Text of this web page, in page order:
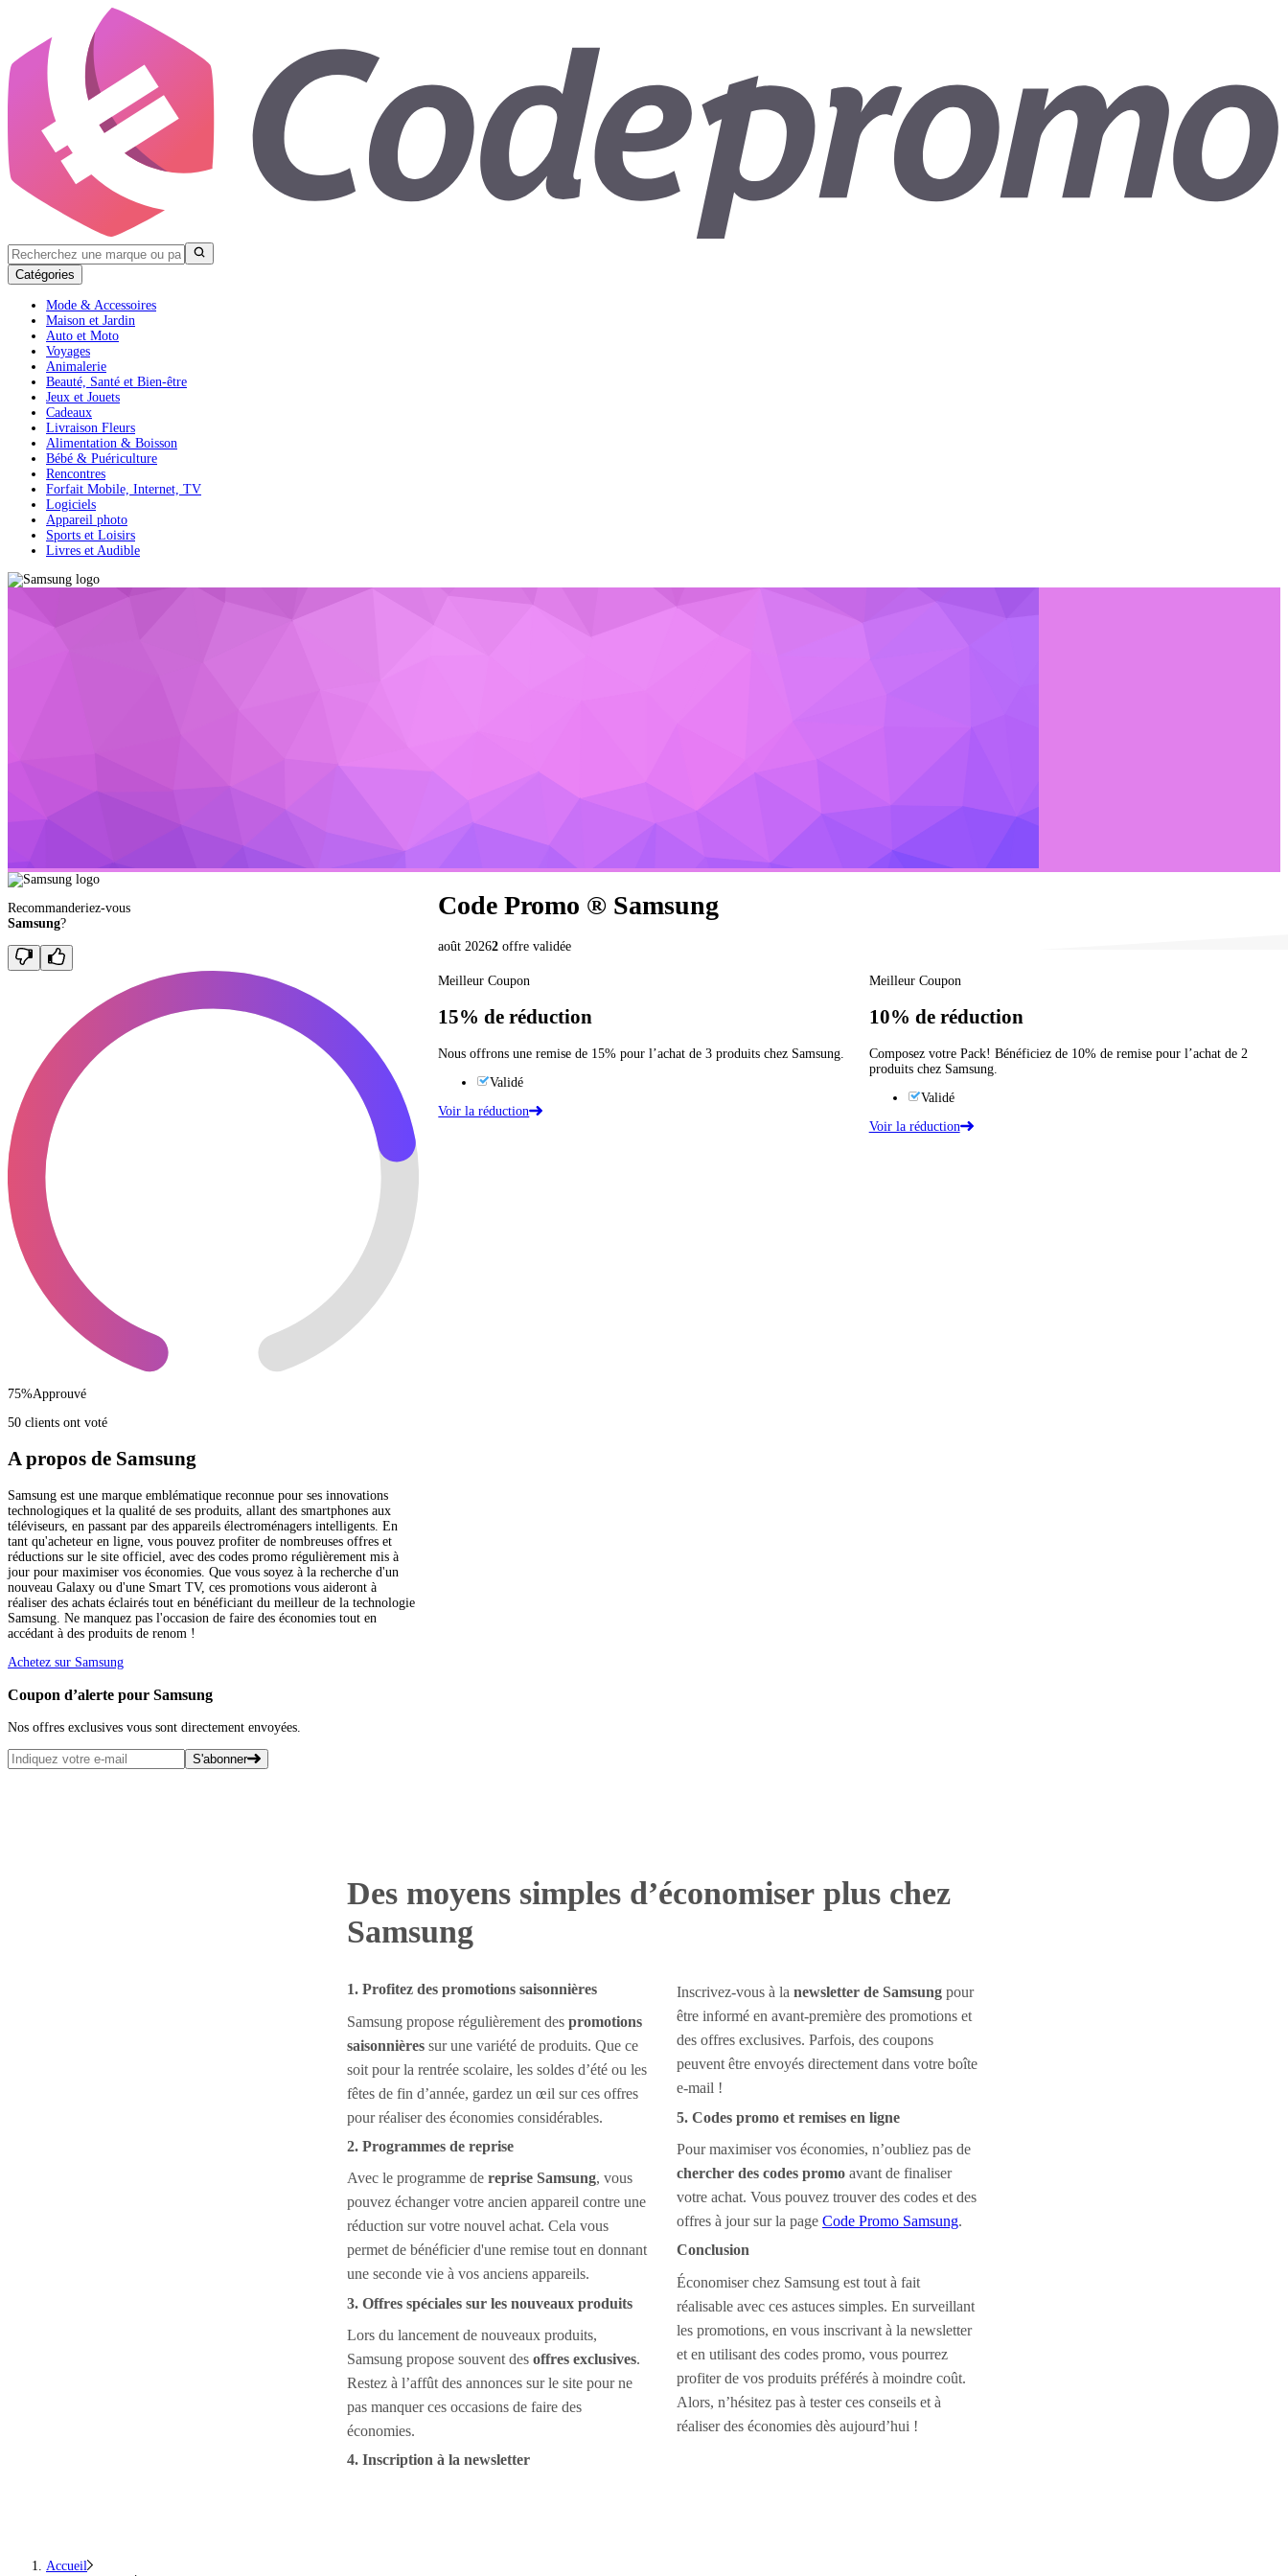
Catégories
Mode & Accessoires
Maison et Jardin
Auto et Moto
Voyages
Animalerie
Beauté, Santé et Bien-être
Jeux et Jouets
Cadeaux
Livraison Fleurs
Alimentation & Boisson
Bébé & Puériculture
Rencontres
Forfait Mobile, Internet, TV
Logiciels
Appareil photo
Sports et Loisirs
Livres et Audible
Code Promo ® Samsung
août 20262 offre validée
Meilleur Coupon
15% de réduction
Nous offrons une remise de 15% pour l’achat de 3 produits chez Samsung.
Validé
Voir la réduction
Meilleur Coupon
10% de réduction
Composez votre Pack! Bénéficiez de 10% de remise pour l’achat de 2
produits chez Samsung.
Validé
Voir la réduction
Recommanderiez-vous
Samsung?
75%Approuvé
50 clients ont voté
A propos de Samsung
Samsung est une marque emblématique reconnue pour ses innovations
technologiques et la qualité de ses produits, allant des smartphones aux
téléviseurs, en passant par des appareils électroménagers intelligents. En
tant qu'acheteur en ligne, vous pouvez profiter de nombreuses offres et
réductions sur le site officiel, avec des codes promo régulièrement mis à
jour pour maximiser vos économies. Que vous soyez à la recherche d'un
nouveau Galaxy ou d'une Smart TV, ces promotions vous aideront à
réaliser des achats éclairés tout en bénéficiant du meilleur de la technologie
Samsung. Ne manquez pas l'occasion de faire des économies tout en
accédant à des produits de renom !
Achetez sur Samsung
Coupon d’alerte pour Samsung
Nos offres exclusives vous sont directement envoyées.
S'abonner
Des moyens simples d’économiser plus chez
Samsung
1. Profitez des promotions saisonnières
Samsung propose régulièrement des promotions
saisonnières sur une variété de produits. Que ce
soit pour la rentrée scolaire, les soldes d’été ou les
fêtes de fin d’année, gardez un œil sur ces offres
pour réaliser des économies considérables.
2. Programmes de reprise
Avec le programme de reprise Samsung, vous
pouvez échanger votre ancien appareil contre une
réduction sur votre nouvel achat. Cela vous
permet de bénéficier d'une remise tout en donnant
une seconde vie à vos anciens appareils.
3. Offres spéciales sur les nouveaux produits
Lors du lancement de nouveaux produits,
Samsung propose souvent des offres exclusives.
Restez à l’affût des annonces sur le site pour ne
pas manquer ces occasions de faire des
économies.
4. Inscription à la newsletter
Inscrivez-vous à la newsletter de Samsung pour
être informé en avant-première des promotions et
des offres exclusives. Parfois, des coupons
peuvent être envoyés directement dans votre boîte
e-mail !
5. Codes promo et remises en ligne
Pour maximiser vos économies, n’oubliez pas de
chercher des codes promo avant de finaliser
votre achat. Vous pouvez trouver des codes et des
offres à jour sur la page Code Promo Samsung.
Conclusion
Économiser chez Samsung est tout à fait
réalisable avec ces astuces simples. En surveillant
les promotions, en vous inscrivant à la newsletter
et en utilisant des codes promo, vous pourrez
profiter de vos produits préférés à moindre coût.
Alors, n’hésitez pas à tester ces conseils et à
réaliser des économies dès aujourd’hui !
Accueil